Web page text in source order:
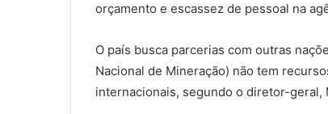
orçamento e escassez de pessoal na
O país busca parcerias com outras
Nacional de Mineração) não tem
internacionais, segundo o diretor-geral,